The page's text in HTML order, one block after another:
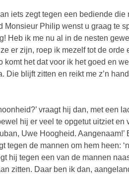
iets zegt tegen een bediende
Monsieur Philip wenst u graag te
Heb ik me nu al in de nesten
er zijn, roep ik mezelf tot de
komt het dat voor ik het goed en
Die blijft zitten en reikt me z’n
vraagt hij dan, met een
hij er veel te opgetut uitziet
Uwe Hoogheid.
tegen de mannen om hem heen:
hij tegen een van de mannen
zitten. Daar ben ik dan,